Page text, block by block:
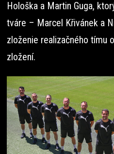
Hološka a Martin Guga,
tváre – Marcel Křivánek a
zloženie realizačného tímu
zložení.